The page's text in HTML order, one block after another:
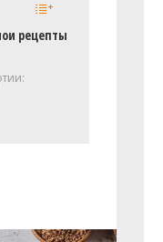
рецепты